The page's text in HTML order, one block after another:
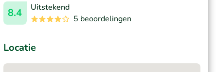
8.4
Uitstekend
5 beoordelingen
Locatie